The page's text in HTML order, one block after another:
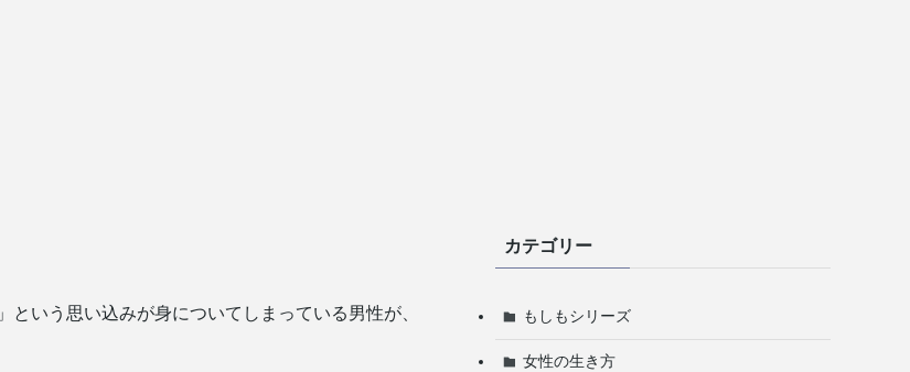
」という思い込みが身についてしまっている男性が、
カテゴリー
もしもシリーズ
女性の生き方